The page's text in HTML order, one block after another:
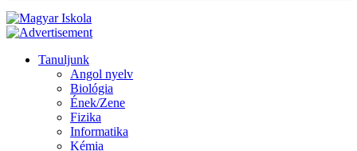
Tanuljunk
Angol nyelv
Biológia
Ének/Zene
Fizika
Informatika
Kémia